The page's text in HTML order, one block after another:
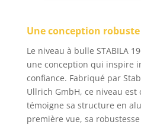
Une conception
Le niveau à bulle STABILA
une conception qui inspire
confiance. Fabriqué par
Ullrich GmbH, ce niveau
témoigne sa structure en
première vue, sa